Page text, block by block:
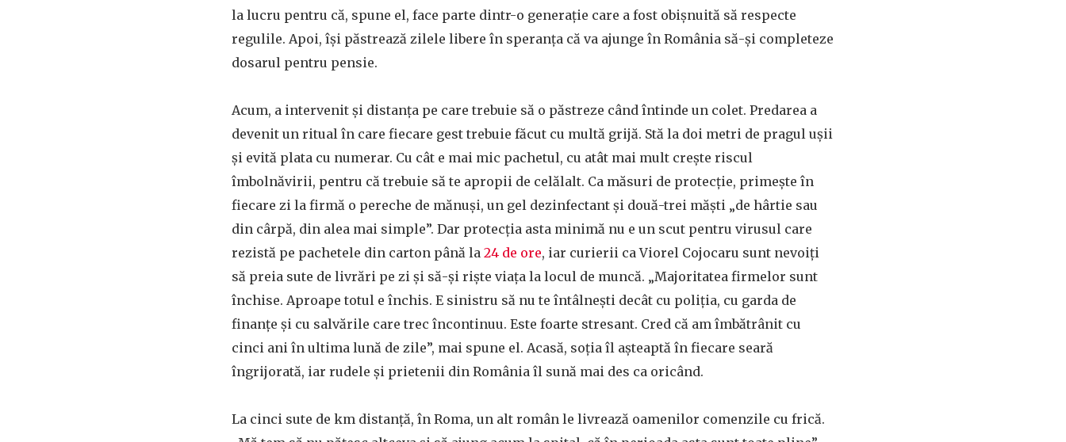
la lucru pentru că, spune el, face parte dintr-o generație care a fost obișnuită să respecte
regulile. Apoi, își păstrează zilele libere în speranța că va ajunge în România să-și completeze
dosarul pentru pensie.
Acum, a intervenit și distanța pe care trebuie să o păstreze când întinde un colet. Predarea a
devenit un ritual în care fiecare gest trebuie făcut cu multă grijă. Stă la doi metri de pragul ușii
și evită plata cu numerar. Cu cât e mai mic pachetul, cu atât mai mult crește riscul
îmbolnăvirii, pentru că trebuie să te apropii de celălalt. Ca măsuri de protecție, primește în
fiecare zi la firmă o pereche de mănuși, un gel dezinfectant și două-trei măști „de hârtie sau
din cârpă, din alea mai simple”. Dar protecția asta minimă nu e un scut pentru virusul care
rezistă pe pachetele din carton până la 24 de ore, iar curierii ca Viorel Cojocaru sunt nevoiți
să preia sute de livrări pe zi și să-și riște viața la locul de muncă. „Majoritatea firmelor sunt
închise. Aproape totul e închis. E sinistru să nu te întâlnești decât cu poliția, cu garda de
finanțe și cu salvările care trec încontinuu. Este foarte stresant. Cred că am îmbătrânit cu
cinci ani în ultima lună de zile”, mai spune el. Acasă, soția îl așteaptă în fiecare seară
îngrijorată, iar rudele și prietenii din România îl sună mai des ca oricând.
La cinci sute de km distanță, în Roma, un alt român le livrează oamenilor comenzile cu frică.